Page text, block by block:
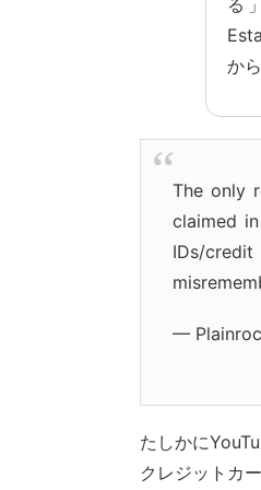
る
か
The only
claimed
IDs/
—
たしかに
クレジットカ